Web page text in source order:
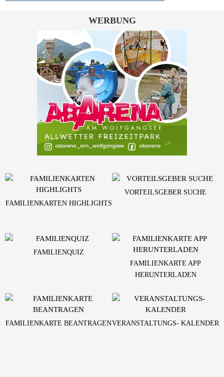
WERBUNG
FAMILIENKARTEN HIGHLIGHTS
VORTEILSGEBER SUCHE
FAMILIENQUIZ
FAMILIENKARTE APP
HERUNTERLADEN
FAMILIENKARTE BEANTRAGENVERANSTALTUNGS- KALENDER